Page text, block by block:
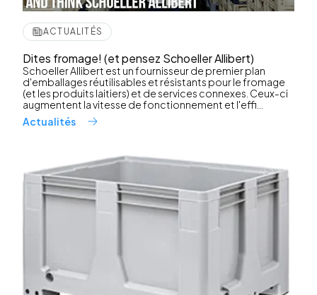
ACTUALITÉS
Dites fromage! (et pensez Schoeller Allibert)
Schoeller Allibert est un fournisseur de premier plan
d'emballages réutilisables et résistants pour le fromage
(et les produits laitiers) et de services connexes. Ceux-ci
augmentent la vitesse de fonctionnement et l'effi...
Actualités